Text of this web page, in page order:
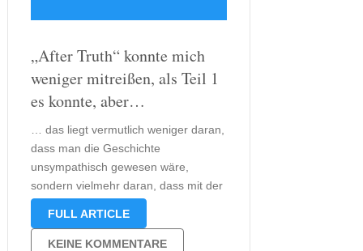
„After Truth“ konnte mich
weniger mitreißen, als Teil 1
es konnte, aber…
… das liegt vermutlich weniger daran,
dass man die Geschichte
unsympathisch gewesen wäre,
sondern vielmehr daran, dass mit der
Aufbau der Bücher mittlerweile
dass dieses Hörbuch dieses Mal nicht
FULL ARTICLE
KEINE KOMMENTARE